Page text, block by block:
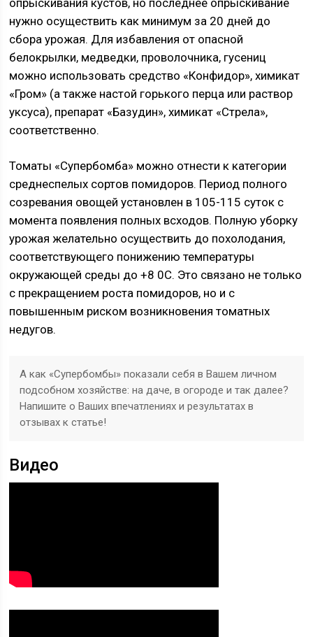
опрыскивания кустов, но последнее опрыскивание
нужно осуществить как минимум за 20 дней до
сбора урожая. Для избавления от опасной
белокрылки, медведки, проволочника, гусениц
можно использовать средство «Конфидор», химикат
«Гром» (а также настой горького перца или раствор
уксуса), препарат «Базудин», химикат «Стрела»,
соответственно.
Томаты «Супербомба» можно отнести к категории
среднеспелых сортов помидоров. Период полного
созревания овощей установлен в 105-115 суток с
момента появления полных всходов. Полную уборку
урожая желательно осуществить до похолодания,
соответствующего понижению температуры
окружающей среды до +8 0C. Это связано не только
с прекращением роста помидоров, но и с
повышенным риском возникновения томатных
недугов.
А как «Супербомбы» показали себя в Вашем личном
подсобном хозяйстве: на даче, в огороде и так далее?
Напишите о Ваших впечатлениях и результатах в
отзывах к статье!
Видео